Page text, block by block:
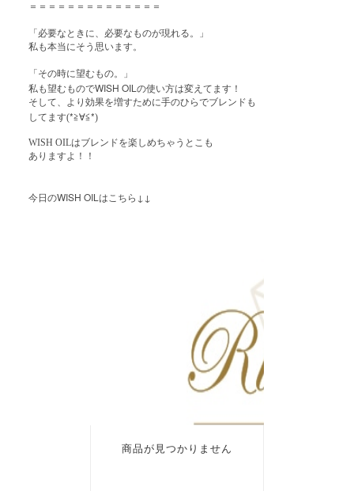
＝＝＝＝＝＝＝＝＝＝＝＝＝＝
「必要なときに、必要なものが現れる。」
私も本当にそう思います。
「その時に望むもの。」
私も望むものでWISH OILの使い方は変えてます！
そして、より効果を増すために手のひらでブレンドも
してます(*≧∀≦*)
WISH OILはブレンドを楽しめちゃうとこも
ありますよ！！
今日のWISH OILはこちら ↓↓